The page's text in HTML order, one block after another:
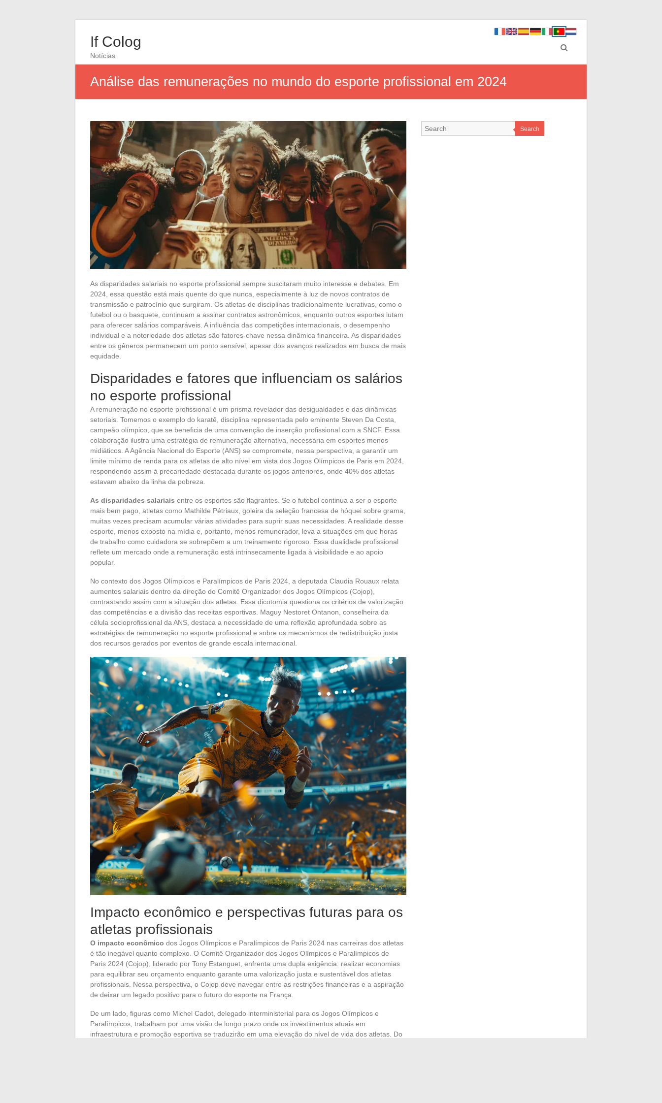
If Colog
Notícias
Análise das remunerações no mundo do esporte profissional em 2024
As disparidades salariais no esporte profissional sempre suscitaram muito interesse e debates. Em
2024, essa questão está mais quente do que nunca, especialmente à luz de novos contratos de
transmissão e patrocínio que surgiram. Os atletas de disciplinas tradicionalmente lucrativas, como o
futebol ou o basquete, continuam a assinar contratos astronômicos, enquanto outros esportes lutam
para oferecer salários comparáveis. A influência das competições internacionais, o desempenho
individual e a notoriedade dos atletas são fatores-chave nessa dinâmica financeira. As disparidades
entre os gêneros permanecem um ponto sensível, apesar dos avanços realizados em busca de mais
equidade.
Disparidades e fatores que influenciam os salários
no esporte profissional
A remuneração no esporte profissional é um prisma revelador das desigualdades e das dinâmicas
setoriais. Tomemos o exemplo do karatê, disciplina representada pelo eminente Steven Da Costa,
campeão olímpico, que se beneficia de uma convenção de inserção profissional com a SNCF. Essa
colaboração ilustra uma estratégia de remuneração alternativa, necessária em esportes menos
midiáticos. A Agência Nacional do Esporte (ANS) se compromete, nessa perspectiva, a garantir um
limite mínimo de renda para os atletas de alto nível em vista dos Jogos Olímpicos de Paris em 2024,
respondendo assim à precariedade destacada durante os jogos anteriores, onde 40% dos atletas
estavam abaixo da linha da pobreza.
As disparidades salariais entre os esportes são flagrantes. Se o futebol continua a ser o esporte
mais bem pago, atletas como Mathilde Pétriaux, goleira da seleção francesa de hóquei sobre grama,
muitas vezes precisam acumular várias atividades para suprir suas necessidades. A realidade desse
esporte, menos exposto na mídia e, portanto, menos remunerador, leva a situações em que horas
de trabalho como cuidadora se sobrepõem a um treinamento rigoroso. Essa dualidade profissional
reflete um mercado onde a remuneração está intrinsecamente ligada à visibilidade e ao apoio
popular.
No contexto dos Jogos Olímpicos e Paralímpicos de Paris 2024, a deputada Claudia Rouaux relata
aumentos salariais dentro da direção do Comitê Organizador dos Jogos Olímpicos (Cojop),
contrastando assim com a situação dos atletas. Essa dicotomia questiona os critérios de valorização
das competências e a divisão das receitas esportivas. Maguy Nestoret Ontanon, conselheira da
célula socioprofissional da ANS, destaca a necessidade de uma reflexão aprofundada sobre as
estratégias de remuneração no esporte profissional e sobre os mecanismos de redistribuição justa
dos recursos gerados por eventos de grande escala internacional.
Impacto econômico e perspectivas futuras para os
atletas profissionais
O impacto econômico dos Jogos Olímpicos e Paralímpicos de Paris 2024 nas carreiras dos atletas
é tão inegável quanto complexo. O Comitê Organizador dos Jogos Olímpicos e Paralímpicos de
Paris 2024 (Cojop), liderado por Tony Estanguet, enfrenta uma dupla exigência: realizar economias
para equilibrar seu orçamento enquanto garante uma valorização justa e sustentável dos atletas
profissionais. Nessa perspectiva, o Cojop deve navegar entre as restrições financeiras e a aspiração
de deixar um legado positivo para o futuro do esporte na França.
De um lado, figuras como Michel Cadot, delegado interministerial para os Jogos Olímpicos e
Paralímpicos, trabalham por uma visão de longo prazo onde os investimentos atuais em
infraestrutura e promoção esportiva se traduzirão em uma elevação do nível de vida dos atletas. Do
Search